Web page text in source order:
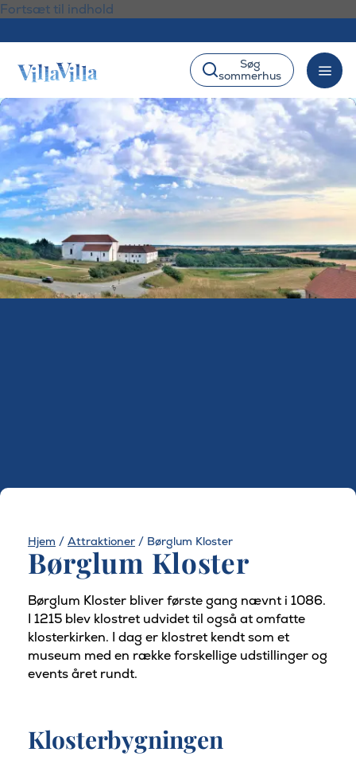
Fortsæt til indhold
Søg
sommerhus
Hjem / Attraktioner / Børglum Kloster
Børglum Kloster
Børglum Kloster bliver første gang nævnt i 1086.
I 1215 blev klostret udvidet til også at omfatte
klosterkirken. I dag er klostret kendt som et
museum med en række forskellige udstillinger og
events året rundt.
Klosterbygningen